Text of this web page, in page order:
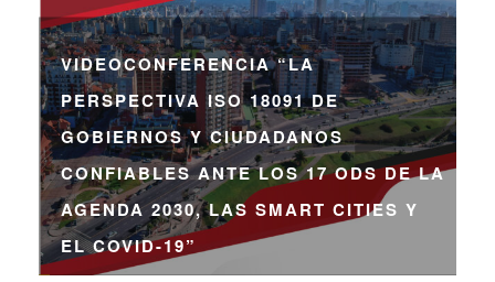
VIDEOCONFERENCIA “LA
PERSPECTIVA ISO 18091 DE
GOBIERNOS Y CIUDADANOS
CONFIABLES ANTE LOS 17 ODS DE LA
AGENDA 2030, LAS SMART CITIES Y
EL COVID-19”